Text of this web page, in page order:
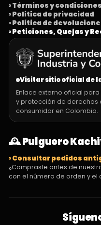
› Términos y condiciones
› Política de privacidad
› Política de
› Peticiones, Quejas y
Visitar sitio oficial de
Enlace externo oficial
y protección de derechos
consumidor en Colombia.
🕰️ Pulguero
› Consultar pedidos
¿Compraste antes de
con el número de orden y